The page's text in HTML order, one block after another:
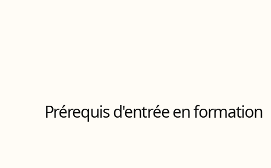
Bloc de compétences
Prérequis d'entrée en formation